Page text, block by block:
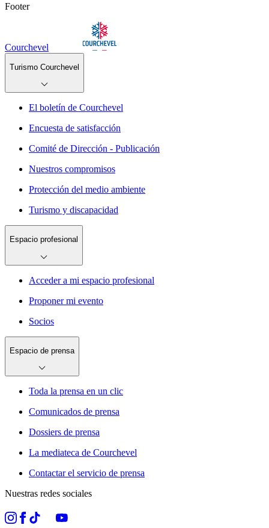
Footer
Courchevel
Turismo Courchevel
El boletín de Courchevel
Encuesta de satisfacción
Comité de Dirección - Publicación
Nuestros compromisos
Protección del medio ambiente
Turismo y discapacidad
Espacio profesional
Acceder a mi espacio profesional
Proponer mi evento
Socios
Espacio de prensa
Toda la prensa en un clic
Comunicados de prensa
Dossiers de prensa
La mediateca de Courchevel
Contactar el servicio de prensa
Nuestras redes sociales